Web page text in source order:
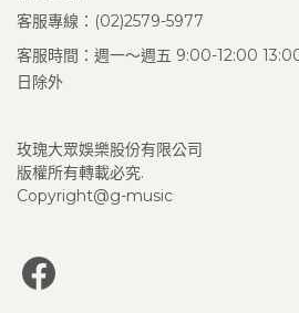
客服專線：(02)2579-5977
客服時間：週一～週五 9:00-12:00
日除外
玫瑰大眾娛樂股份有限公司
版權所有轉載必究.
Copyright@g-music